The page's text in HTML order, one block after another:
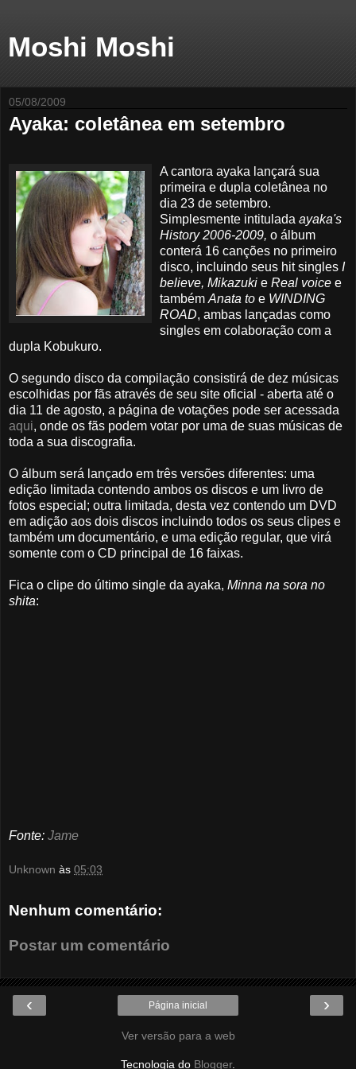
Moshi Moshi
05/08/2009
Ayaka: coletânea em setembro
A cantora ayaka lançará sua
primeira e dupla coletânea no
dia 23 de setembro.
Simplesmente intitulada ayaka's
History 2006-2009, o álbum
conterá 16 canções no primeiro
disco, incluindo seus hit singles I
believe, Mikazuki e Real voice e
também Anata to e WINDING
ROAD, ambas lançadas como
singles em colaboração com a
dupla Kobukuro.
O segundo disco da compilação consistirá de dez músicas
escolhidas por fãs através de seu site oficial - aberta até o
dia 11 de agosto, a página de votações pode ser acessada
aqui, onde os fãs podem votar por uma de suas músicas de
toda a sua discografia.
O álbum será lançado em três versões diferentes: uma
edição limitada contendo ambos os discos e um livro de
fotos especial; outra limitada, desta vez contendo um DVD
em adição aos dois discos incluindo todos os seus clipes e
também um documentário, e uma edição regular, que virá
somente com o CD principal de 16 faixas.
Fica o clipe do último single da ayaka, Minna na sora no
shita:
Fonte: Jame
Unknown às 05:03
Nenhum comentário:
Postar um comentário
‹ ›
Página inicial
Ver versão para a web
Tecnologia do Blogger.